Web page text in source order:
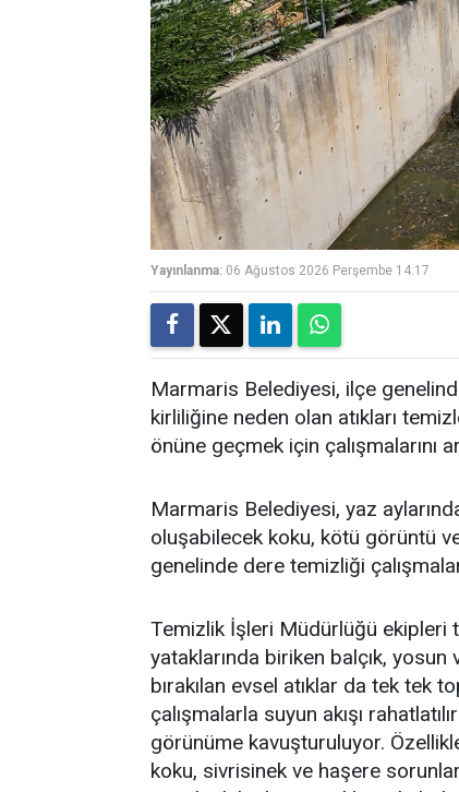
Yayınlanma: 06 Ağustos 2026 Perşembe 14:17
Marmaris Belediyesi, ilçe
kirliliğine neden olan atıkları
önüne geçmek için çalışmalarını
Marmaris Belediyesi, yaz
oluşabilecek koku, kötü görüntü
genelinde dere temizliği
Temizlik İşleri Müdürlüğü ekipleri
yataklarında biriken balçık,
bırakılan evsel atıklar da tek tek
çalışmalarla suyun akışı
görünüme kavuşturuluyor.
koku, sivrisinek ve haşere